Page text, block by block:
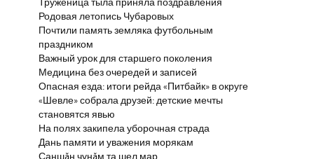
Труженица тыла приняла поздравления
Родовая летопись Чубаровых
Почтили память земляка футбольным
праздником
Важный урок для старшего поколения
Медицина без очередей и записей
Опасная езда: итоги рейда «Питбайк» в округе
«Шевле» собрала друзей: детские мечты
становятся явью
На полях закипела уборочная страда
Дань памяти и уважения морякам